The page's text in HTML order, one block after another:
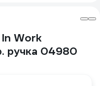
Work
ручка 04980